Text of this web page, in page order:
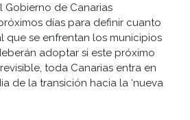
de Canarias
días para definir cuanto
que se enfrentan los municipios
adoptar si este próximo
toda Canarias entra en
de la transición hacia la ‘nueva